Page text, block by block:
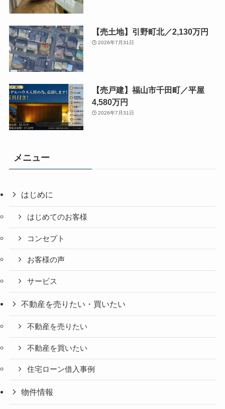
【売土地】引野町北／2,130万円
2026年7月31日
【売戸建】福山市千田町／平屋
4,580万円
2026年7月31日
メニュー
はじめに
はじめてのお客様
コンセプト
お客様の声
サービス
不動産を売りたい・買いたい
不動産を売りたい
不動産を買いたい
住宅ローン借入事例
物件情報